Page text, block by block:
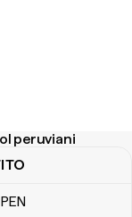
peruviani
PEN